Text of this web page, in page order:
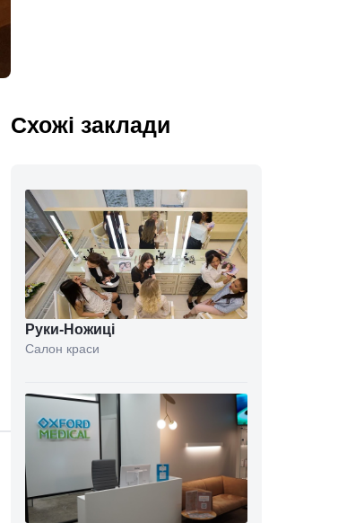
Схожі заклади
Руки-Ножиці
Салон краси